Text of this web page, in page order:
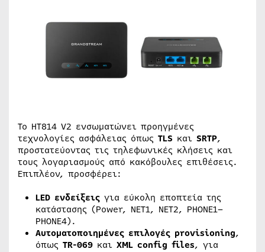
Το HT814 V2 ενσωματώνει προηγμένες
τεχνολογίες ασφάλειας όπως TLS και SRTP,
προστατεύοντας τις τηλεφωνικές κλήσεις και
τους λογαριασμούς από κακόβουλες επιθέσεις.
Επιπλέον, προσφέρει:
LED ενδείξεις για εύκολη εποπτεία της
κατάστασης (Power, NET1, NET2, PHONE1–
PHONE4).
Αυτοματοποιημένες επιλογές provisioning,
όπως TR-069 και XML config files, για